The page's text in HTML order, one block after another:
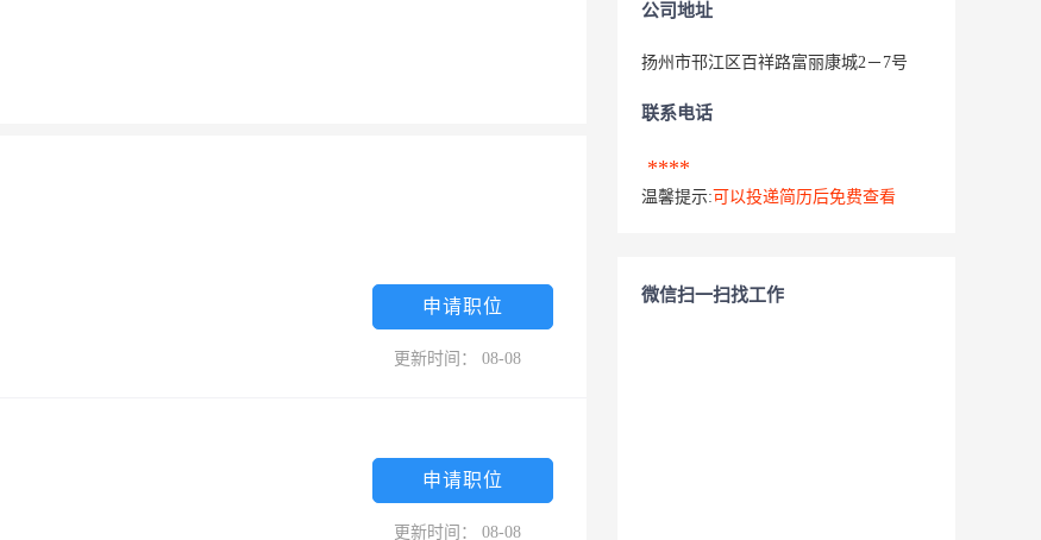
申请职位
更新时间： 08-08
申请职位
更新时间： 08-08
公司地址
扬州市邗江区百祥路富丽康城2－7号
联系电话
****
温馨提示: 可以投递简历后免费查看
微信扫一扫找工作